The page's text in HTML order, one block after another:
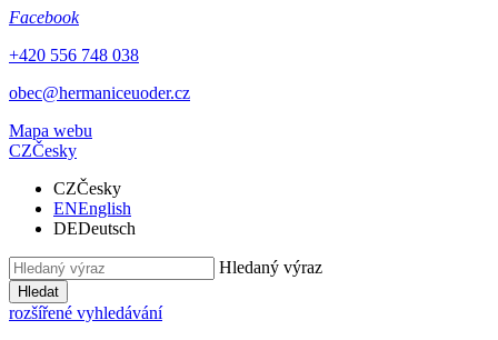
Facebook
+420 556 748 038
obec@hermaniceuoder.cz
Mapa webu
CZČesky
CZČesky
ENEnglish
DEDeutsch
Hledaný výraz
Hledat
rozšířené vyhledávání